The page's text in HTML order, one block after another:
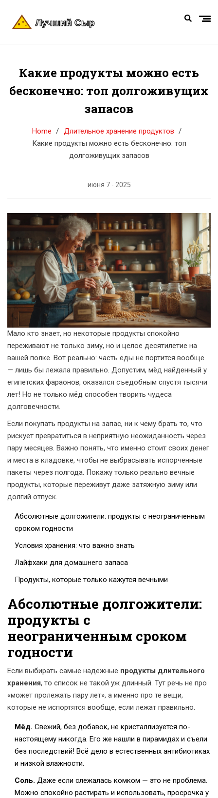
Какие продукты можно есть
бесконечно: топ долгоживущих
запасов
Home
Длительное хранение продуктов
Какие продукты можно есть бесконечно: топ
долгоживущих запасов
июня 7 - 2025
Мало кто знает, но некоторые продукты спокойно
переживают не только зиму, но и целое десятилетие на
вашей полке. Вот реально: часть еды не портится вообще
— лишь бы лежала правильно. Допустим, мёд найденный у
египетских фараонов, оказался съедобным спустя тысячи
лет! Но не только мёд способен творить чудеса
долговечности.
Если покупать продукты на запас, ни к чему брать то, что
рискует превратиться в неприятную неожиданность через
пару месяцев. Важно понять, что именно стоит своих денег
и места в кладовке, чтобы не выбрасывать испорченные
пакеты через полгода. Покажу только реально вечные
продукты, которые переживут даже затяжную зиму или
долгий отпуск.
Абсолютные долгожители: продукты с неограниченным
сроком годности
Условия хранения: что важно знать
Лайфхаки для домашнего запаса
Продукты, которые только кажутся вечными
Абсолютные долгожители:
продукты с
неограниченным сроком
годности
Если выбирать самые надежные продукты длительного
хранения, то список не такой уж длинный. Тут речь не про
«может пролежать пару лет», а именно про те вещи,
которые не испортятся вообще, если лежат правильно.
Мёд. Свежий, без добавок, не кристаллизуется по-
настоящему никогда. Его же нашли в пирамидах и съели
без последствий! Всё дело в естественных антибиотиках
и низкой влажности.
Соль. Даже если слежалась комком — это не проблема.
Можно спокойно растирать и использовать, просрочка у